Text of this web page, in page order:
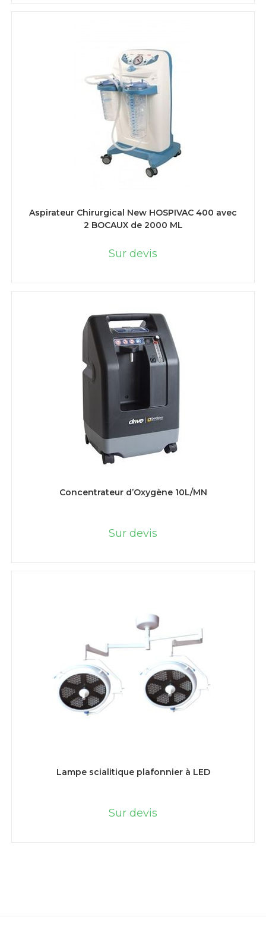
Aspirateur Chirurgical New HOSPIVAC 400 avec
2 BOCAUX de 2000 ML
Sur devis
Concentrateur d’Oxygène 10L/MN
Sur devis
Lampe scialitique plafonnier à LED
Sur devis